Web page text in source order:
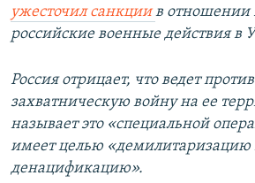
ужесточил санкциив отношении
российские военные действия в
Россия отрицает, что ведет
захватническую войну на ее
называет это «специальной
имеет целью «демилитаризацию
денацификацию».